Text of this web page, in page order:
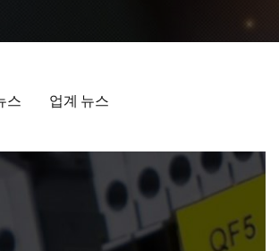
스 업계 뉴스